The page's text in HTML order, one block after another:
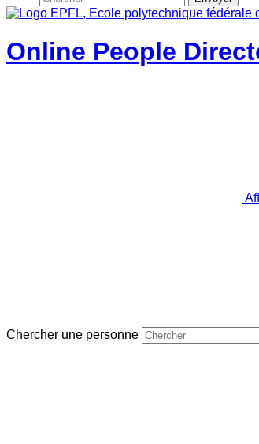
Online People
Chercher une personne